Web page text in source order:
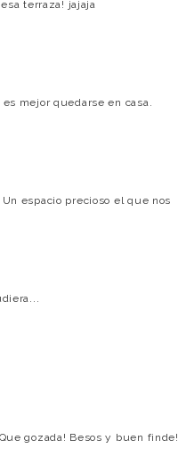
terraza! jajaja
mejor quedarse en casa.
espacio precioso el que nos
gozada! Besos y buen finde!